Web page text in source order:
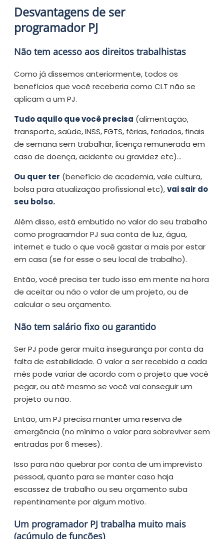
Desvantagens de ser
programador PJ
Não tem acesso aos direitos trabalhistas
Como já dissemos anteriormente, todos os
benefícios que você receberia como CLT não se
aplicam a um PJ.
Tudo aquilo que você precisa (alimentação,
transporte, saúde, INSS, FGTS, férias, feriados, finais
de semana sem trabalhar, licença remunerada em
caso de doença, acidente ou gravidez etc)…
Ou quer ter (benefício de academia, vale cultura,
bolsa para atualização profissional etc),vai sair do
seu bolso.
Além disso, está embutido no valor do seu trabalho
como prograamdor PJ sua conta de luz, água,
internet e tudo o que você gastar a mais por estar
em casa (se for esse o seu local de trabalho).
Então, você precisa ter tudo isso em mente na hora
de aceitar ou não o valor de um projeto, ou de
calcular o seu orçamento.
Não tem salário fixo ou garantido
Ser PJ pode gerar muita insegurança por conta da
falta de estabilidade. O valor a ser recebido a cada
mês pode variar de acordo com o projeto que você
pegar, ou até mesmo se você vai conseguir um
projeto ou não.
Então, um PJ precisa manter uma reserva de
emergência (no mínimo o valor para sobreviver sem
entradas por 6 meses).
Isso para não quebrar por conta de um imprevisto
pessoal, quanto para se manter caso haja
escassez de trabalho ou seu orçamento suba
repentinamente por algum motivo.
Um programador PJ trabalha muito mais
(acúmulo de funções)